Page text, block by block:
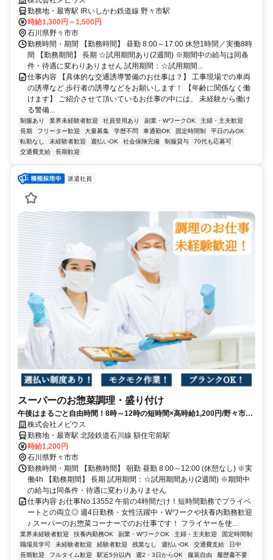
勤務地・最寄駅 IRいしかわ鉄道線 野々市駅
時給1,300円～1,500円
石川県野々市市
勤務時間・期間 【勤務時間】 昼勤 8:00～17:00 休憩1時間／実働8時
間 【勤務期間】 長期 ☆試用期間あり(2週間) ※期間中の給与は同条
件・待遇に変わりありません 試用期間：☆試用期間...
仕事内容 【具体的な交通誘導警備のお仕事は？】 工事現場での車両
の誘導など 歩行者の誘導などをお願いします！ 【年齢に関係なく働
けます】 ご紹介させて頂いているお仕事の中には、 未経験から働け
る警備...
制服あり 業界未経験者歓迎 社員登用あり 副業・WワークOK
主婦・主夫歓迎
長期
フリーター歓迎 大量募集 学歴不問 車通勤OK 固定時間制
平日のみOK
転勤なし
未経験者歓迎 週払いOK 社会保険完備 制服貸与
70代も応募可
交通費支給
長期歓迎
派遣社員
スーパーのお惣菜調理・盛り付け
午後はまるごと自由時間！8時～12時の短時間×高時給1,200円/野々市市
スーパーのお惣菜調理・盛付
株式会社メビウス
勤務地・最寄駅 北陸鉄道石川線 額住宅前駅
時給1,200円
石川県野々市市
勤務時間・期間 【勤務時間】 朝勤 昼勤 8:00～12:00 (休憩なし) ※実
働4h 【勤務期間】 長期 試用期間：☆試用期間あり(2週間) ※期間中
の給与は同条件・待遇に変わりありません
仕事内容 お仕事No.13552 午前の4時間だけ！短時間勤務でプライベ
ートとの両立◎ 週4日勤務・女性活躍中・Wワークや扶養内勤務歓迎
♪ スーパーのお惣菜コーナーでのお仕事です！ フライヤーを使...
業界未経験者歓迎 扶養内勤務OK 副業・WワークOK 主婦・主夫歓迎
固定時間制
職場見学可
未経験者歓迎 経験者歓迎 残業なし 週払いOK 交通費支給
日中
長期歓迎
フルタイム歓迎 駅近5分以内 週2・3日からOK 服装自由
履歴書不要